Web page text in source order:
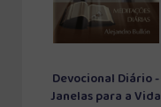
Devocional Diário -
Janelas para a Vida